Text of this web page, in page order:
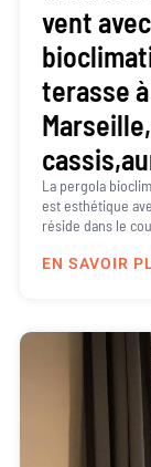
vent
terasse
La pergola
est esthétique
réside dans le
EN SAVOIR